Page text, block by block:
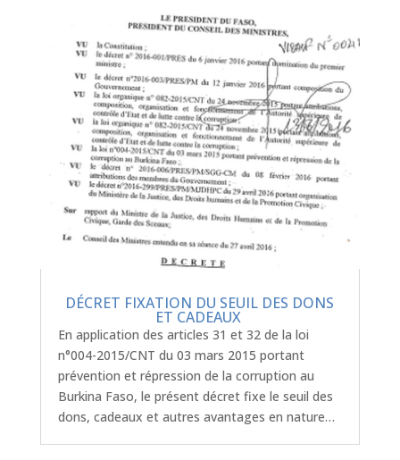
DÉCRET FIXATION DU SEUIL DES DONS
ET CADEAUX
En application des articles 31 et 32 de la loi
n°004-2015/CNT du 03 mars 2015 portant
prévention et répression de la corruption au
Burkina Faso, le présent décret fixe le seuil des
dons, cadeaux et autres avantages en nature…